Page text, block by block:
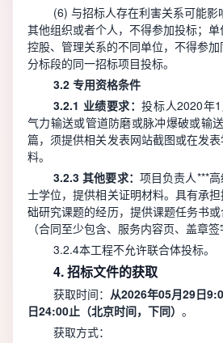
(6) 与招标人存在利害关系可能影
其他组织或者个人，不得参加投标；
控股、管理关系的不同单位，不得参
分标段的同一招标项目投标。
3.2 专用资格条件
3.2.1 业绩要求：投标人2020年
气力输送或管道防磨或脉冲爆破或输
篇，须提供相关发表网站截图或在发
料。
3.2.3 其他要求： 项目负责人***
士学位，提供相关证明材料。具有承
础研究课题的经历，提供课题任务书
（合同至少包含、服务内容页、盖章签
3.2.4本工程不允许联合体投标。
4. 招标文件的获取
获取时间： 从2026年05月29日
日24:00止（北京时间，下同） 。
获取方式：